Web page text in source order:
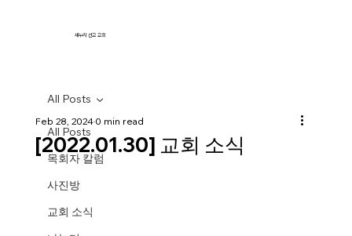
새누리 선교 교회
All Posts
목회자 칼럼
사진방
교회 소식
All Posts
[2022.01.30] 교회 소식
Feb 28, 20240 min read